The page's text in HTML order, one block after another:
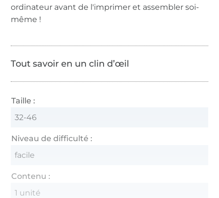
ordinateur avant de l'imprimer et assembler soi-
même !
Tout savoir en un clin d’œil
Taille :
32-46
Niveau de difficulté :
facile
Contenu :
1 unité